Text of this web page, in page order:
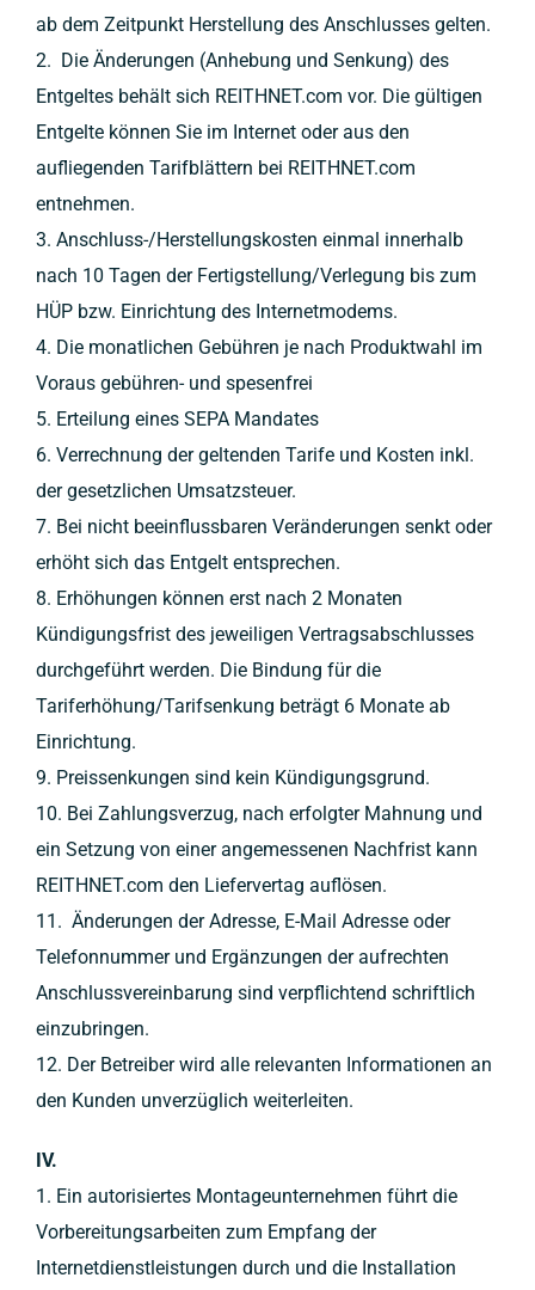
ab dem Zeitpunkt Herstellung des Anschlusses gelten.
2. Die Änderungen (Anhebung und Senkung) des
Entgeltes behält sich REITHNET.com vor. Die gültigen
Entgelte können Sie im Internet oder aus den
aufliegenden Tarifblättern bei REITHNET.com
entnehmen.
3. Anschluss-/Herstellungskosten einmal innerhalb
nach 10 Tagen der Fertigstellung/Verlegung bis zum
HÜP bzw. Einrichtung des Internetmodems.
4. Die monatlichen Gebühren je nach Produktwahl im
Voraus gebühren- und spesenfrei
5. Erteilung eines SEPA Mandates
6. Verrechnung der geltenden Tarife und Kosten inkl.
der gesetzlichen Umsatzsteuer.
7. Bei nicht beeinflussbaren Veränderungen senkt oder
erhöht sich das Entgelt entsprechen.
8. Erhöhungen können erst nach 2 Monaten
Kündigungsfrist des jeweiligen Vertragsabschlusses
durchgeführt werden. Die Bindung für die
Tariferhöhung/Tarifsenkung beträgt 6 Monate ab
Einrichtung.
9. Preissenkungen sind kein Kündigungsgrund.
10. Bei Zahlungsverzug, nach erfolgter Mahnung und
ein Setzung von einer angemessenen Nachfrist kann
REITHNET.com den Liefervertag auflösen.
11. Änderungen der Adresse, E-Mail Adresse oder
Telefonnummer und Ergänzungen der aufrechten
Anschlussvereinbarung sind verpflichtend schriftlich
einzubringen.
12. Der Betreiber wird alle relevanten Informationen an
den Kunden unverzüglich weiterleiten.
IV.
1. Ein autorisiertes Montageunternehmen führt die
Vorbereitungsarbeiten zum Empfang der
Internetdienstleistungen durch und die Installation